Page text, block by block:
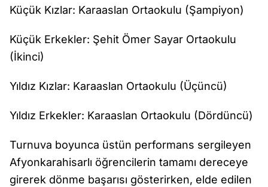
Küçük Kızlar: Karaaslan Ortaokulu (Şampiyon)
Küçük Erkekler: Şehit Ömer Sayar Ortaokulu
(İkinci)
Yıldız Kızlar: Karaaslan Ortaokulu (Üçüncü)
Yıldız Erkekler: Karaaslan Ortaokulu (Dördüncü)
Turnuva boyunca üstün performans sergileyen
Afyonkarahisarlı öğrencilerin tamamı dereceye
girerek dönme başarısı gösterirken, elde edilen